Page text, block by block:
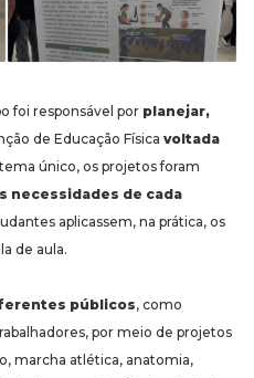
foi responsável por planejar,
de Educação Física voltada
único, os projetos foram
necessidades de cada
aplicassem, na prática, os
de aula.
públicos, como
por meio de projetos
marcha atlética, anatomia,